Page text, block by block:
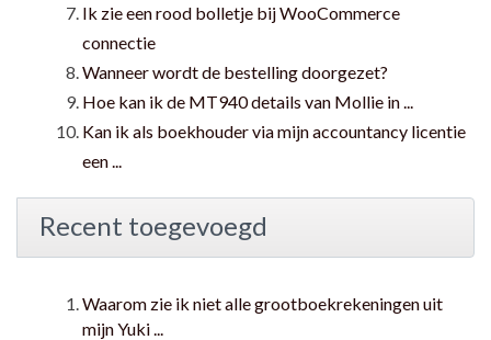
Ik zie een rood bolletje bij WooCommerce
connectie
Wanneer wordt de bestelling doorgezet?
Hoe kan ik de MT940 details van Mollie in ...
Kan ik als boekhouder via mijn accountancy licentie
een ...
Recent toegevoegd
Waarom zie ik niet alle grootboekrekeningen uit
mijn Yuki ...